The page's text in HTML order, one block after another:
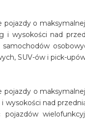
pojazdy o
i wysokości nad
SUV-ów i pick-
pojazdy o
wysokości nad
pojazdów